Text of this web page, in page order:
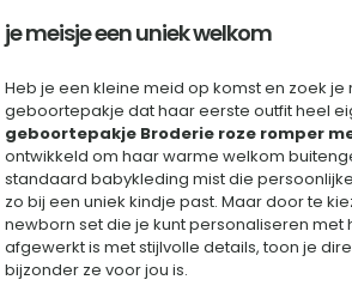
Schattig
en
aantal
je meisje een uniek welkom
Heb je een kleine meid op komst en zoek je
geboortepakje dat haar eerste outfit heel
geboortepakje Broderie roze romper
ontwikkeld om haar warme welkom
standaard babykleding mist die
zo bij een uniek kindje past. Maar door te
newborn set die je kunt personaliseren met
afgewerkt is met stijlvolle details, toon je
bijzonder ze voor jou is.